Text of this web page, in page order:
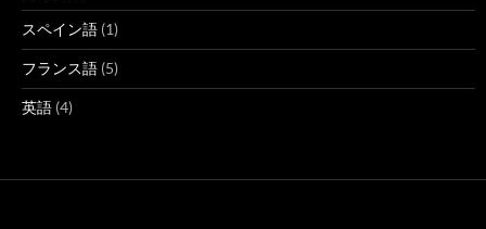
スペイン語 (1)
フランス語 (5)
英語 (4)